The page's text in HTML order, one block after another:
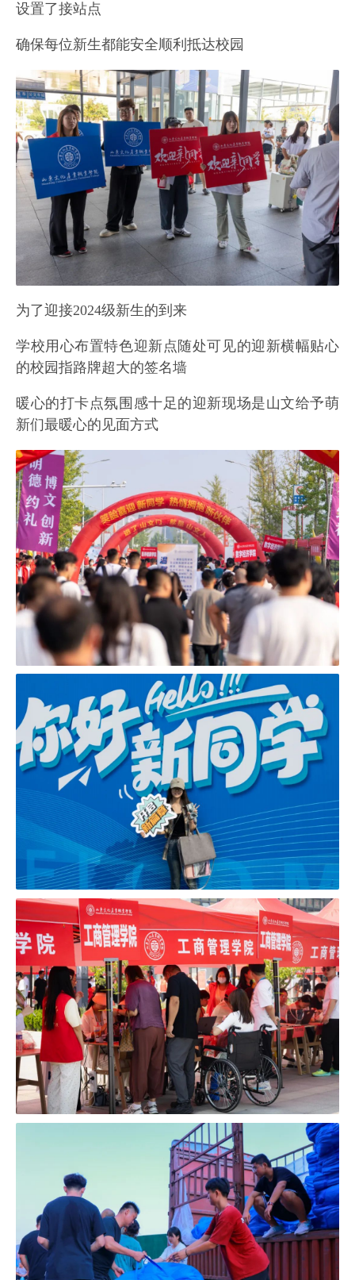
设置了接站点
确保每位新生都能安全顺利抵达校园
为了迎接2024级新生的到来
学校用心布置特色迎新点随处可见的迎新横幅贴心
的校园指路牌超大的签名墙
暖心的打卡点氛围感十足的迎新现场是山文给予萌
新们最暖心的见面方式